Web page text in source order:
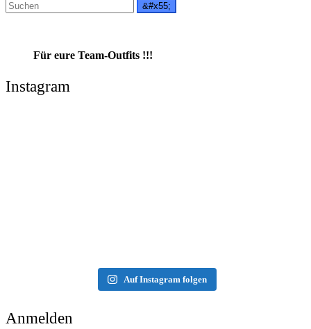
Für eure Team-Outfits !!!
Instagram
Auf Instagram folgen
Anmelden